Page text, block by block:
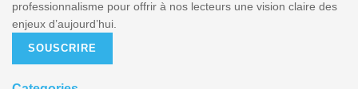
professionnalisme pour offrir à nos lecteurs une vision claire des
enjeux d’aujourd’hui.
SOUSCRIRE